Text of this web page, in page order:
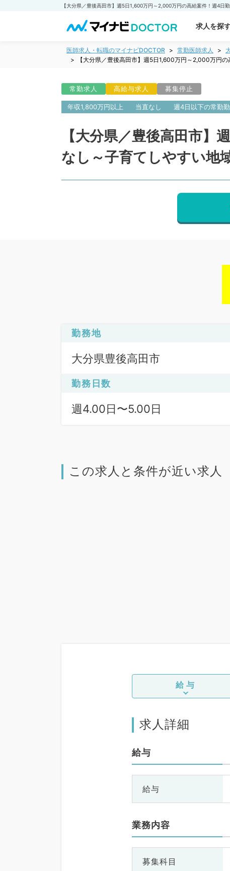
求人を探
医師求人・転職のマイナビDOCTOR 常勤医師求人
【大分県／豊後高田市】週5日1,600万円～2,000万円
常勤求人 高給与求人 募集停止
年収1,800万円以上 当直なし 週4日以下の常勤
【大分県／豊後高田市
なし～子育てしやすい地
勤務地
大分県豊後高田市
勤務日数
週4.00日〜5.00日
この求人と条件が近い求人
給与
求人詳細
給与
給与
業務内容
募集科目